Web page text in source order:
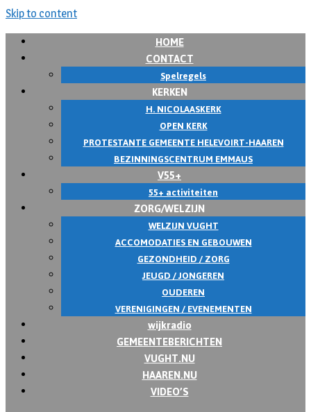
Skip to content
HOME
CONTACT
Spelregels
KERKEN
H. NICOLAASKERK
OPEN KERK
PROTESTANTE GEMEENTE HELEVOIRT-HAAREN
BEZINNINGSCENTRUM EMMAUS
V55+
55+ activiteiten
ZORG/WELZIJN
WELZIJN VUGHT
ACCOMODATIES EN GEBOUWEN
GEZONDHEID / ZORG
JEUGD / JONGEREN
OUDEREN
VERENIGINGEN / EVENEMENTEN
wijkradio
GEMEENTEBERICHTEN
VUGHT.NU
HAAREN.NU
VIDEO’S